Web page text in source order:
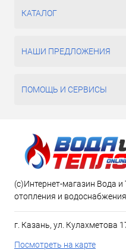
КАТАЛОГ
НАШИ ПРЕДЛОЖЕНИЯ
ПОМОЩЬ И СЕРВИСЫ
(c)Интернет-магазин Вода и
отопления и
г. Казань, ул. Кулахметова
Посмотреть на карте